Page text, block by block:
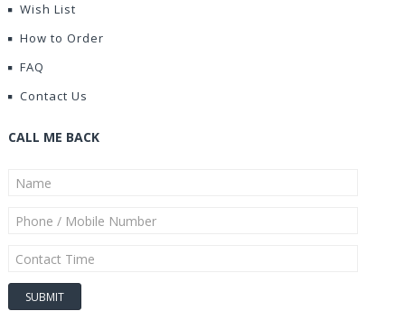
Wish List
How to Order
FAQ
Contact Us
CALL ME BACK